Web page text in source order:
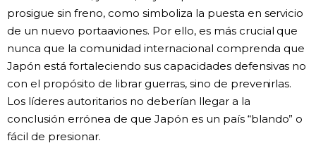
prosigue sin freno, como simboliza la puesta en servicio
de un nuevo portaaviones. Por ello, es más crucial que
nunca que la comunidad internacional comprenda que
Japón está fortaleciendo sus capacidades defensivas no
con el propósito de librar guerras, sino de prevenirlas.
Los líderes autoritarios no deberían llegar a la
conclusión errónea de que Japón es un país “blando” o
fácil de presionar.